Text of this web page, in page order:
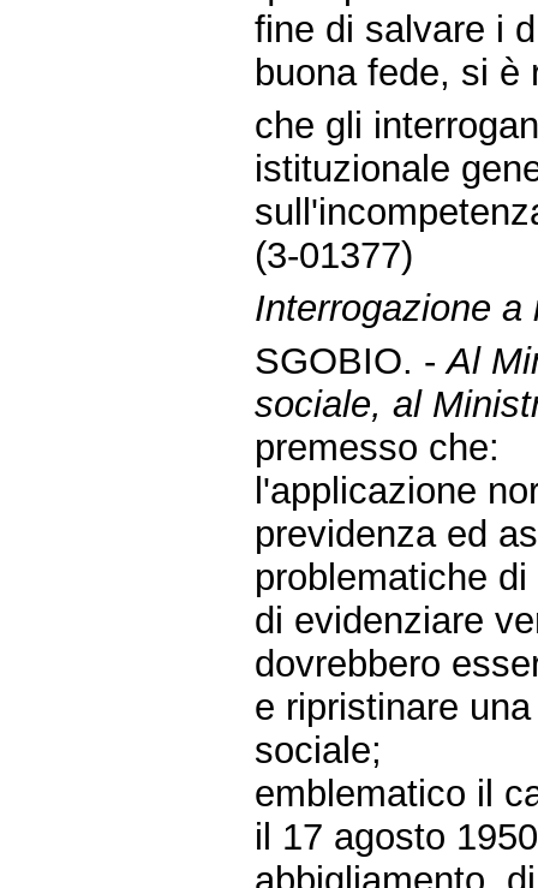
fine di salvare i
buona fede, si è
che gli
istituzionale
(3-01377)
Interrogazione
SGOBIO. -Al
sociale, al
premesso che:
l'applicazione
previdenza ed
problematiche
di evidenziare
dovrebbero
e ripristinare
sociale;
emblematico il
il 17 agosto